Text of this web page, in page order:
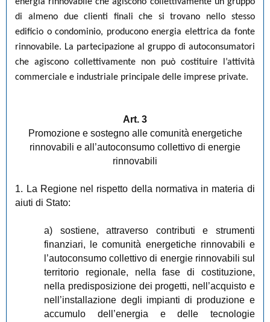
energia rinnovabile che agiscono collettivamente un gruppo
di almeno due clienti finali che si trovano nello stesso
edificio o condominio, producono energia elettrica da fonte
rinnovabile. La partecipazione al gruppo di autoconsumatori
che agiscono collettivamente non può costituire l’attività
commerciale e industriale principale delle imprese private.
Art. 3
Promozione e sostegno alle comunità energetiche
rinnovabili e all’autoconsumo collettivo di energie
rinnovabili
1. La Regione nel rispetto della normativa in materia di
aiuti di Stato:
a) sostiene, attraverso contributi e strumenti
finanziari, le comunità energetiche rinnovabili e
l’autoconsumo collettivo di energie rinnovabili sul
territorio regionale, nella fase di costituzione,
nella predisposizione dei progetti, nell’acquisto e
nell’installazione degli impianti di produzione e
accumulo dell’energia e delle tecnologie